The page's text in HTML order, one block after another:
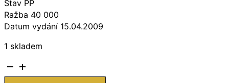
Stav PP
Ražba 40 000
Datum vydání 15.04.2009
1 skladem
Stříbrná
mince